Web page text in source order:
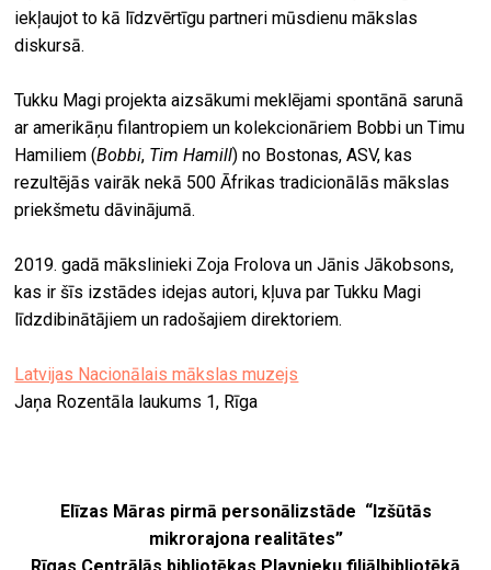
iekļaujot to kā līdzvērtīgu partneri mūsdienu mākslas
diskursā.
Tukku Magi projekta aizsākumi meklējami spontānā sarunā
ar amerikāņu filantropiem un kolekcionāriem Bobbi un Timu
Hamiliem (Bobbi, Tim Hamill) no Bostonas, ASV, kas
rezultējās vairāk nekā 500 Āfrikas tradicionālās mākslas
priekšmetu dāvinājumā.
2019. gadā mākslinieki Zoja Frolova un Jānis Jākobsons,
kas ir šīs izstādes idejas autori, kļuva par Tukku Magi
līdzdibinātājiem un radošajiem direktoriem.
Latvijas Nacionālais mākslas muzejs
Jaņa Rozentāla laukums 1, Rīga
Elīzas Māras pirmā personālizstāde “Izšūtās
mikrorajona realitātes”